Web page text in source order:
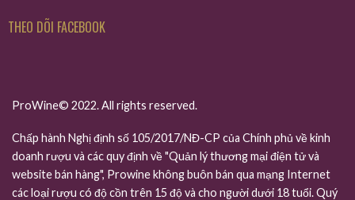
THEO DÕI FACEBOOK
ProWine© 2022. All rights reserved.
Chấp hành Nghị định số 105/2017/NĐ-CP của Chính phủ về kinh
doanh rượu và các quy định về "Quản lý thương mại điện tử và
website bán hàng", Prowine không buôn bán qua mạng Internet
các loại rượu có độ cồn trên 15 độ và cho người dưới 18 tuổi. Quý